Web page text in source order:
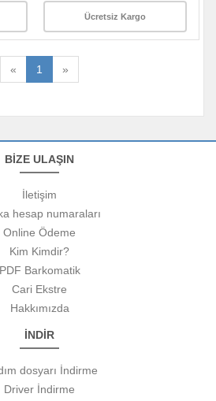
Ücretsiz Kargo
« 1 »
BİZE ULAŞIN
İletişim
hesap numaraları
Online Ödeme
Kim Kimdir?
PDF Barkomatik
Cari Ekstre
Hakkımızda
İNDİR
dosyarı İndirme
Driver İndirme